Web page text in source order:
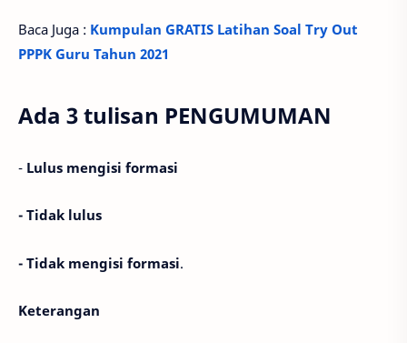
Baca Juga : Kumpulan GRATIS Latihan Soal Try Out
PPPK Guru Tahun 2021
Ada 3 tulisan PENGUMUMAN
- Lulus mengisi formasi
- Tidak lulus
- Tidak mengisi formasi.
Keterangan